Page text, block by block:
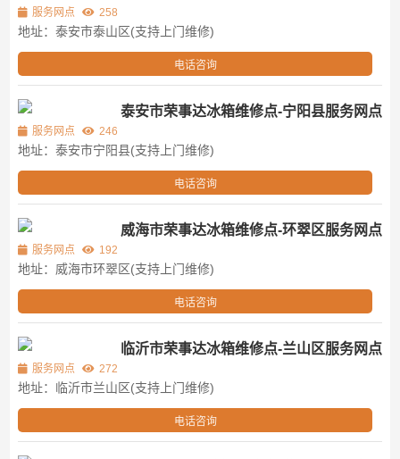
服务网点 258
地址：泰安市泰山区(支持上门维修)
电话咨询
泰安市荣事达冰箱维修点-宁阳县服务网点
服务网点 246
地址：泰安市宁阳县(支持上门维修)
电话咨询
威海市荣事达冰箱维修点-环翠区服务网点
服务网点 192
地址：威海市环翠区(支持上门维修)
电话咨询
临沂市荣事达冰箱维修点-兰山区服务网点
服务网点 272
地址：临沂市兰山区(支持上门维修)
电话咨询